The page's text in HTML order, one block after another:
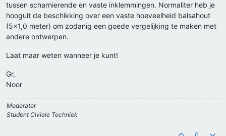
tussen scharnierende en vaste inklemmingen. Normaliter heb je
hooguit de beschikking over een vaste hoeveelheid balsahout
(5x1,0 meter) om zodanig een goede vergelijking te maken met
andere ontwerpen.
Laat maar weten wanneer je kunt!
Gr,
Noor
Moderator
Student Civiele Techniek